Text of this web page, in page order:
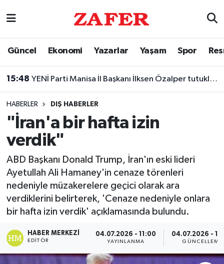
Güncel Ekonomi Yazarlar Yaşam Spor
15:48 YENİ Parti Manisa İl Başkanı İlksen Özalper tutuklandı!
HABERLER DIŞ HABERLER
"İran'a bir hafta izin
verdik"
ABD Başkanı Donald Trump, İran'ın eski lideri
Ayetullah Ali Hamaney'in cenaze törenleri
nedeniyle müzakerelere geçici olarak ara
verdiklerini belirterek, 'Cenaze nedeniyle onlara
bir hafta izin verdik' açıklamasında bulundu.
HABER MERKEZI
EDITÖR
04.07.2026 - 11:00
YAYINLANMA
04.07.2026 -
GÜNCELLEME
Nöbetçi Eczaneler
Trafik Durumu
Süper Lig Puan Durumu ve Fikstür
Tüm Manşetler
Son Dakika Haberleri
Haber Arşivi